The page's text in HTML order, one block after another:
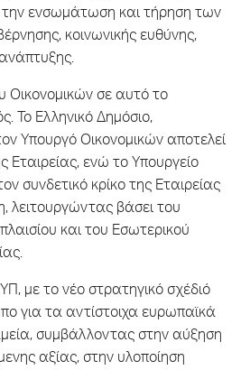
την ενσωμάτωση και τήρηση των
κοινωνικής ευθύνης,
Οικονομικών σε αυτό το
Το Ελληνικό Δημόσιο,
Υπουργό Οικονομικών αποτελεί
Εταιρείας, ενώ το Υπουργείο
συνδετικό κρίκο της Εταιρείας
λειτουργώντας βάσει του
και του Εσωτερικού
με το νέο στρατηγικό σχέδιό
για τα αντίστοιχα ευρωπαϊκά
συμβάλλοντας στην αύξηση
αξίας, στην υλοποίηση